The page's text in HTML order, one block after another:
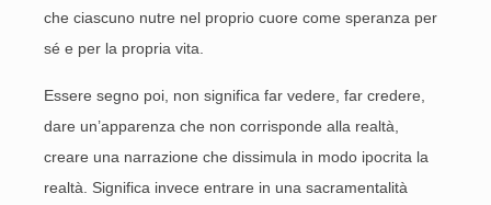
che ciascuno nutre nel proprio cuore come speranza per
sé e per la propria vita.
Essere segno poi, non significa far vedere, far credere,
dare un’apparenza che non corrisponde alla realtà,
creare una narrazione che dissimula in modo ipocrita la
realtà. Significa invece entrare in una sacramentalità